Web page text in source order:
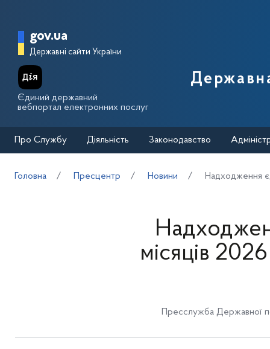
Головна сторінка Державної
gov.ua
Державні сайти України
Єдиний державний
вебпортал електронних послуг
Про Службу Діяльність Законодавство
Головна Пресцентр Новини Надходження
місяців
Пресслужба Державної